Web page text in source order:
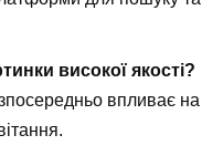
високої якості?
впливає на